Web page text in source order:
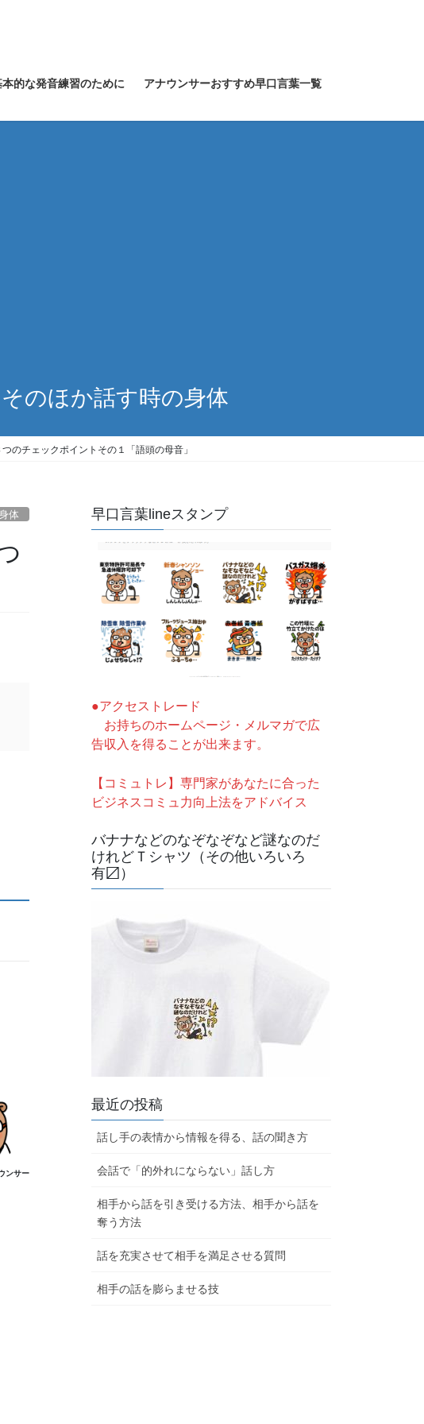
本的な発音練習のために アナウンサーおすすめ早口言葉一覧
のほか話す時の身体
のチェックポイントその１「語頭の母音」
体
ンサー
早口言葉lineスタンプ
●アクセストレード
お持ちのホームページ・メルマガで広
告収入を得ることが出来ます。
【コミュトレ】専門家があなたに合った
ビジネスコミュ力向上法をアドバイス
バナナなどのなぞなぞなど謎なのだ
けれどＴシャツ（その他いろいろ
有〼）
最近の投稿
話し手の表情から情報を得る、話の聞き方
会話で「的外れにならない」話し方
相手から話を引き受ける方法、相手から話を
奪う方法
話を充実させて相手を満足させる質問
相手の話を膨らませる技